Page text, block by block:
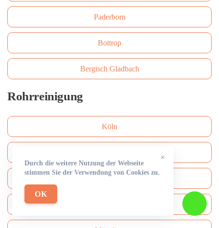
Paderborn
Bottrop
Bergisch Gladbach
Rohrreinigung
Köln
Frankfurt am Main
×
Durch die weitere Nutzung der Webseite
stimmen Sie der Verwendung von Cookies zu.
OK